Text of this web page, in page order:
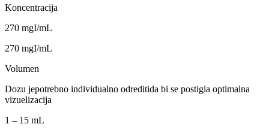
Koncentracija
270 mgI/mL
270 mgI/mL
Volumen
Dozu jepotrebno individualno odreditida bi se postigla optimalna
vizuelizacija
1 – 15 mL